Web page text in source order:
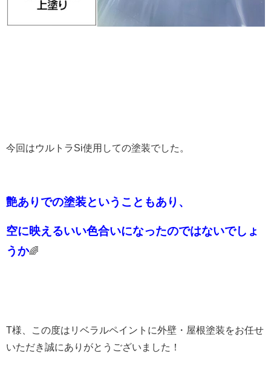
今回はウルトラSi使用しての塗装でした。
艶ありでの塗装ということもあり、
空に映えるいい色合いになったのではないでしょ
うか🌈
T様、この度はリベラルペイントに外壁・屋根塗装をお任せ
いただき誠にありがとうございました！